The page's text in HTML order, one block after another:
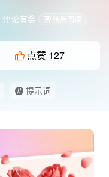
评论有奖 稍后阅读
点赞 127
提示词